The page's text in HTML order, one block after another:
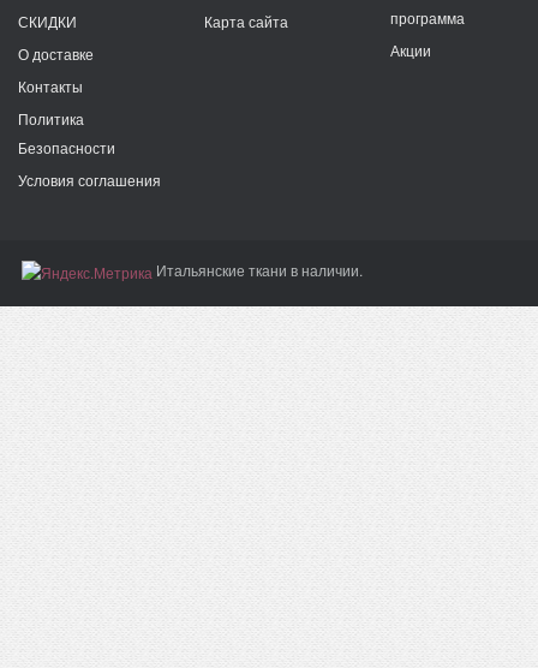
СКИДКИ
О доставке
Контакты
Политика
Безопасности
Условия соглашения
Карта сайта
программа
Акции
Итальянские ткани в наличии.